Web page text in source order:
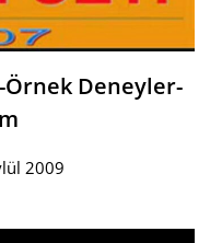
Deneyler-
2009